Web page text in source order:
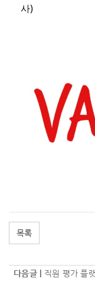
사)
목록
다음글 | 직원 평가 플